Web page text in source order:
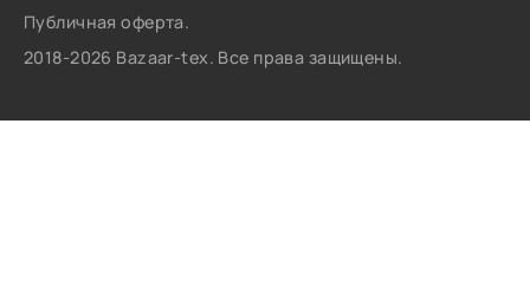
Публичная оферта.
2018-2026 Bazaar-tex. Все права защищены.